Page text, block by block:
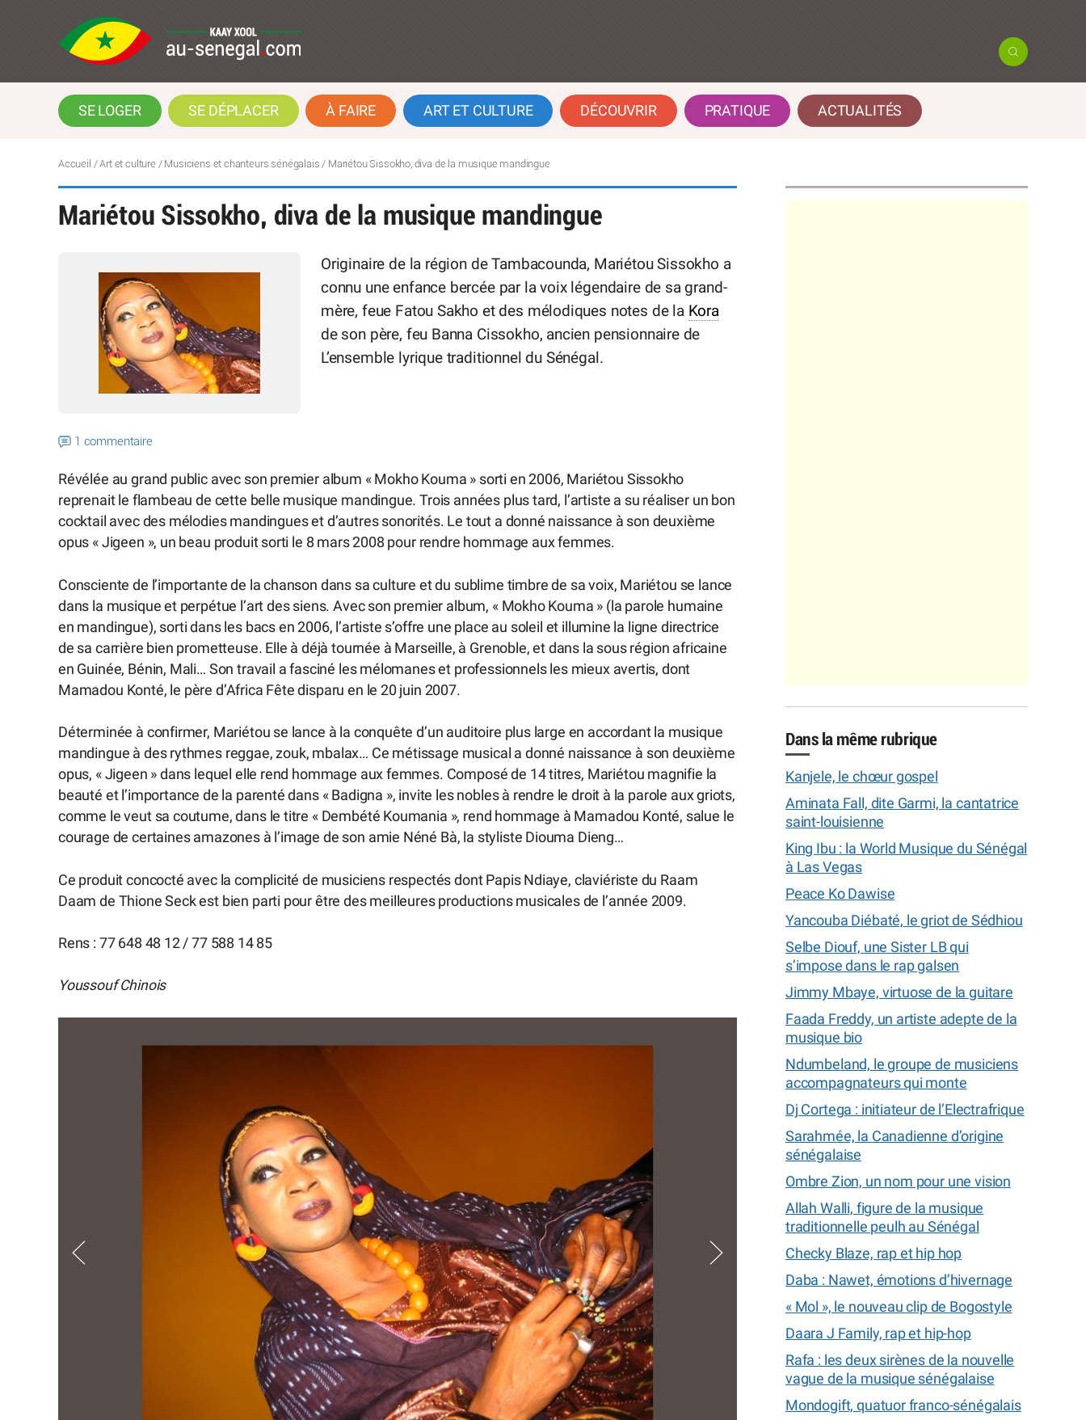
SE LOGER SE DÉPLACER À FAIRE ART ET CULTURE DÉCOUVRIR PRATIQUE ACTUALITÉS
Accueil /Art et culture / Musiciens et chanteurs sénégalais / Mariétou Sissokho, diva de la musique mandingue
Mariétou Sissokho, diva de la musique mandingue
Originaire de la région de Tambacounda, Mariétou Sissokho a
connu une enfance bercée par la voix légendaire de sa grand-
mère, feue Fatou Sakho et des mélodiques notes de la Kora
de son père, feu Banna Cissokho, ancien pensionnaire de
L’ensemble lyrique traditionnel du Sénégal.
1 commentaire
Révélée au grand public avec son premier album « Mokho Kouma » sorti en 2006, Mariétou Sissokho
reprenait le flambeau de cette belle musique mandingue. Trois années plus tard, l’artiste a su réaliser un bon
cocktail avec des mélodies mandingues et d’autres sonorités. Le tout a donné naissance à son deuxième
opus « Jigeen », un beau produit sorti le 8 mars 2008 pour rendre hommage aux femmes.
Consciente de l’importante de la chanson dans sa culture et du sublime timbre de sa voix, Mariétou se lance
dans la musique et perpétue l’art des siens. Avec son premier album, « Mokho Kouma » (la parole humaine
en mandingue), sorti dans les bacs en 2006, l’artiste s’offre une place au soleil et illumine la ligne directrice
de sa carrière bien prometteuse. Elle à déjà tournée à Marseille, à Grenoble, et dans la sous région africaine
en Guinée, Bénin, Mali… Son travail a fasciné les mélomanes et professionnels les mieux avertis, dont
Mamadou Konté, le père d’Africa Fête disparu en le 20 juin 2007.
Déterminée à confirmer, Mariétou se lance à la conquête d’un auditoire plus large en accordant la musique
mandingue à des rythmes reggae, zouk, mbalax… Ce métissage musical a donné naissance à son deuxième
opus, « Jigeen » dans lequel elle rend hommage aux femmes. Composé de 14 titres, Mariétou magnifie la
beauté et l’importance de la parenté dans « Badigna », invite les nobles à rendre le droit à la parole aux griots,
comme le veut sa coutume, dans le titre « Dembété Koumania », rend hommage à Mamadou Konté, salue le
courage de certaines amazones à l’image de son amie Néné Bà, la styliste Diouma Dieng…
Ce produit concocté avec la complicité de musiciens respectés dont Papis Ndiaye, claviériste du Raam
Daam de Thione Seck est bien parti pour être des meilleures productions musicales de l’année 2009.
Rens : 77 648 48 12 / 77 588 14 85
Youssouf Chinois
Dans la même rubrique
Kanjele, le chœur gospel
Aminata Fall, dite Garmi, la cantatrice
saint-louisienne
King Ibu : la World Musique du Sénégal
à Las Vegas
Peace Ko Dawise
Yancouba Diébaté, le griot de Sédhiou
Selbe Diouf, une Sister LB qui
s’impose dans le rap galsen
Jimmy Mbaye, virtuose de la guitare
Faada Freddy, un artiste adepte de la
musique bio
Ndumbeland, le groupe de musiciens
accompagnateurs qui monte
Dj Cortega : initiateur de l’Electrafrique
Sarahmée, la Canadienne d’origine
sénégalaise
Ombre Zion, un nom pour une vision
Allah Walli, figure de la musique
traditionnelle peulh au Sénégal
Checky Blaze, rap et hip hop
Daba : Nawet, émotions d’hivernage
« Mol », le nouveau clip de Bogostyle
Daara J Family, rap et hip-hop
Rafa : les deux sirènes de la nouvelle
vague de la musique sénégalaise
Mondogift, quatuor franco-sénégalais